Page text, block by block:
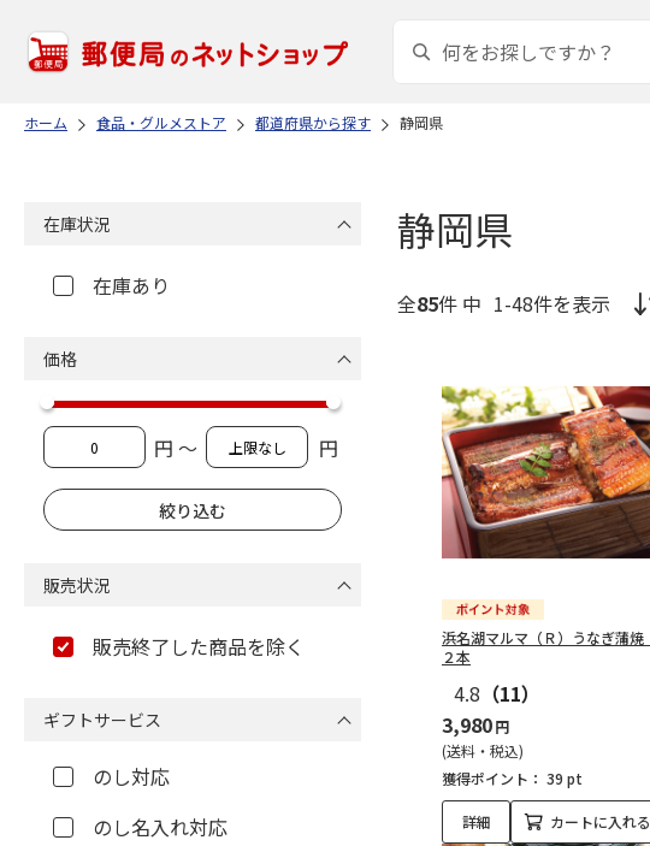
ホーム 食品・グルメストア 都道府県から探す 静岡県
静岡県
全85件 中 1-48件を表示
浜名湖マルマ（Ｒ）うなぎ蒲焼
２本
4.8 （11）
3,980円
(送料・税込)
獲得ポイント： 39 pt
詳細 カートに入れる
在庫状況
在庫あり
価格
円 ～ 円
販売状況
販売終了した商品を除く
ギフトサービス
のし対応
のし名入れ対応